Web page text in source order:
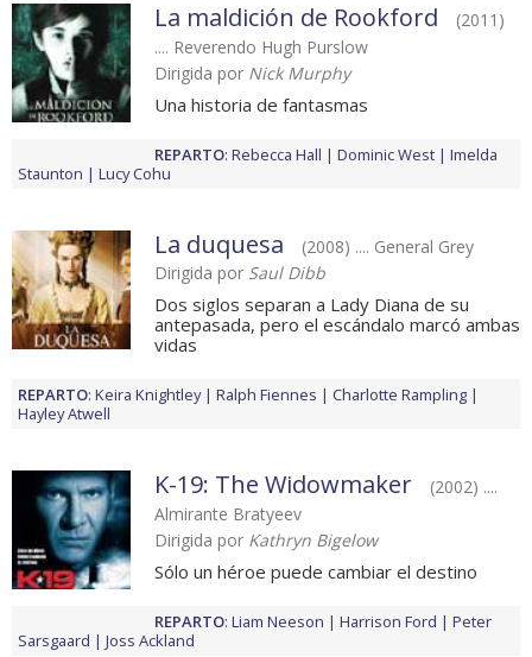
La maldición de Rookford
(2011)
.... Reverendo Hugh Purslow
Dirigida por Nick Murphy
Una historia de fantasmas
REPARTO: Rebecca Hall Dominic West
Imelda
Staunton
Lucy Cohu
La duquesa
(2008) .... General Grey
Dirigida por Saul Dibb
Dos siglos separan a Lady Diana de su
antepasada, pero el escándalo marcó ambas
vidas
REPARTO: Keira Knightley Ralph Fiennes
Charlotte Rampling
Hayley Atwell
K-19: The Widowmaker
(2002) ....
Almirante Bratyeev
Dirigida por Kathryn Bigelow
Sólo un héroe puede cambiar el destino
REPARTO: Liam Neeson Harrison Ford
Peter
Sarsgaard
Joss Ackland